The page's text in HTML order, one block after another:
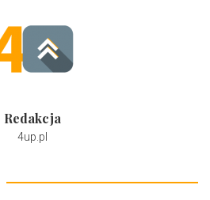
Redakcja
4up.pl